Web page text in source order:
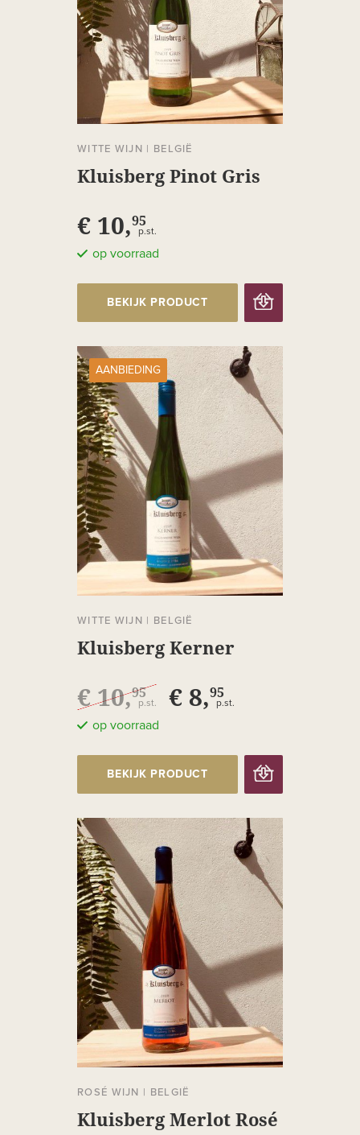
WITTE WIJN | BELGIË
Kluisberg Pinot Gris
€ 10,95
p.st.
op voorraad
BEKIJK PRODUCT
AANBIEDING
WITTE WIJN | BELGIË
Kluisberg Kerner
€ 10,95
p.st. € 8,95
p.st.
op voorraad
BEKIJK PRODUCT
ROSÉ WIJN | BELGIË
Kluisberg Merlot Rosé